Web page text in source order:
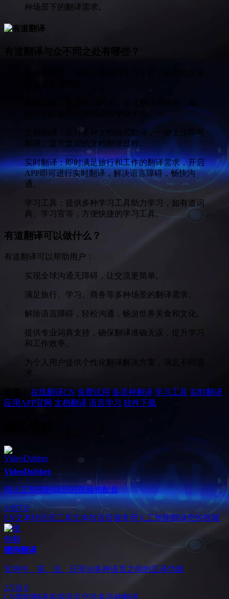
种场景下的翻译需求。
有道翻译与众不同之处有哪些？
文档翻译：支持多种文档格式翻译，一键上传即可
翻译，避免繁琐的文档翻译过程。
实时翻译：即时满足旅行和工作的翻译需求，开启
APP即可进行实时翻译，解决语言障碍，畅快沟
通。
学习工具：提供多种学习工具助力学习，如有道词
典、学习官等，方便快捷的学习工具。
有道翻译可以做什么？
有道翻译可以帮助用户：
实现全球沟通无障碍，让交流更简单。
满足旅行、学习、商务等多种场景的翻译需求。
解除语言障碍，轻松沟通，畅游世界美食和文化。
提供专业词典支持，确保翻译准确无误，提升学习
和工作效率。
为个人用户提供个性化翻译解决方案，满足不同需
求。
在线翻译CN 免费试用 多语种翻译 学习工具 实时翻译
应用APP官网 文档翻译 语言学习 软件下载
VideoDubber
用人工智能翻译您的视频和配音
1,957 0
EN文本转语音工具文本转语音服务用人工智能翻译您的视频
搜狗翻译
支持中、英、法、日等50多种语言之间的互译功能
2,518 0
CN即时翻译多国语言交流多语种翻译